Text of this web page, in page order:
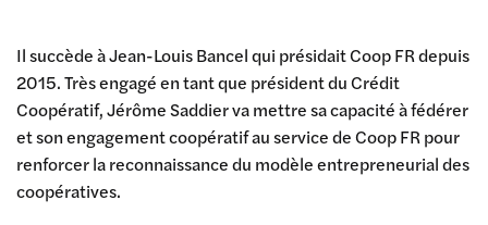
Il succède à Jean-Louis Bancel qui présidait Coop FR depuis
2015. Très engagé en tant que président du Crédit
Coopératif, Jérôme Saddier va mettre sa capacité à fédérer
et son engagement coopératif au service de Coop FR pour
renforcer la reconnaissance du modèle entrepreneurial des
coopératives.